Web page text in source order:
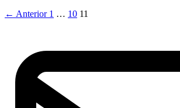
← Anterior 1 … 10 11